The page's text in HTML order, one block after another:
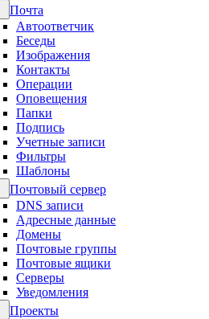
Почта
Автоответчик
Беседы
Изображения
Контакты
Операции
Оповещения
Папки
Подпись
Учетные записи
Фильтры
Шаблоны
Почтовый сервер
DNS записи
Адресные данные
Домены
Почтовые группы
Почтовые ящики
Серверы
Уведомления
Проекты